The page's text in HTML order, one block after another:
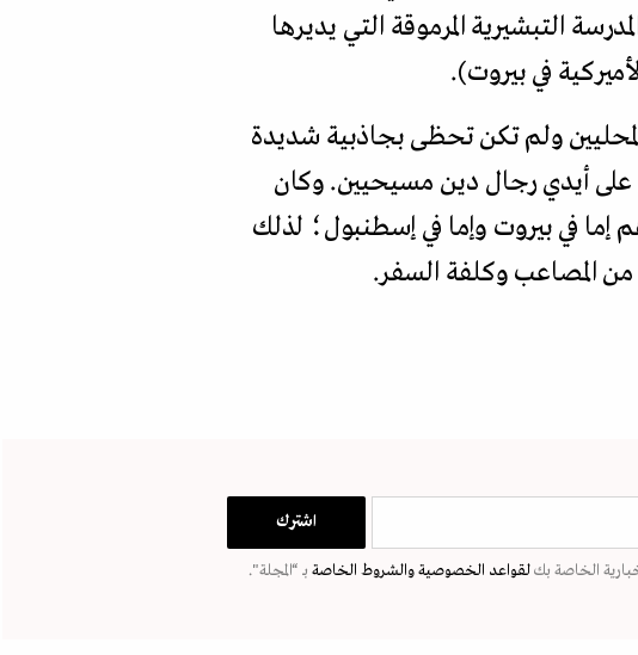
التبشيرية المرموقة التي يديرها
في بيروت).
ولم تكن تحظى بجاذبية شديدة
على أيدي رجال دين مسيحيين. وكان
في بيروت وإما في إسطنبول؛ لذلك
المصاعب وكلفة السفر.
الخاصة بكلقواعد الخصوصيةوالشروط الخاصة بـ “المجلة".